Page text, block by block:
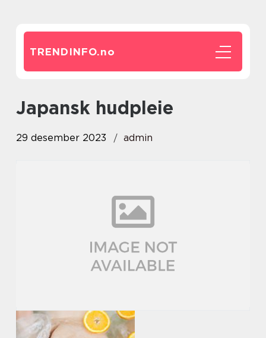
TRENDINFO.no
japansk hudpleie
29 desember 2023 admin